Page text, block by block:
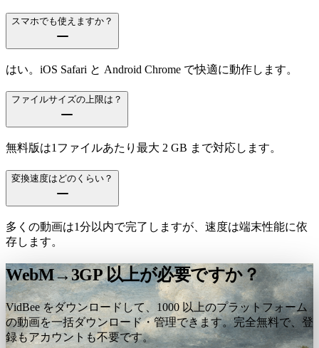
スマホでも使えますか？
はい。iOS Safari と Android Chrome で快適に動作します。
ファイルサイズの上限は？
無料版は1ファイルあたり最大 2 GB まで対応します。
変換速度はどのくらい？
多くの動画は1分以内で完了しますが、速度は端末性能に依
存します。
WebM→3GP 以上が必要ですか？
VidBee をダウンロードして、1000 以上のプラットフォーム
の動画を一括ダウンロード・管理できます。完全無料で、登
録もアカウントも不要です。